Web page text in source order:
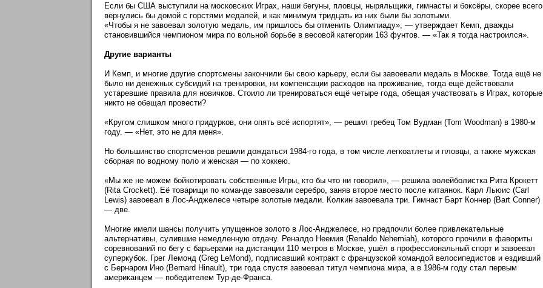
Если бы США выступили на московских Играх, наши бегуны, пловцы, ныряльщики, гимнасты и боксёры, скорее
вернулись бы домой с горстями медалей, и как минимум тридцать из них были бы золотыми.
«Чтобы я не завоевал золотую медаль, им пришлось бы отменить Олимпиаду», — утверждает Кемп, дважды
становившийся чемпионом мира по вольной борьбе в весовой категории 163 фунтов. — «Так я тогда настроился».
Другие варианты
И Кемп, и многие другие спортсмены закончили бы свою карьеру, если бы завоевали медаль в Москве. Тогда ещё не
было ни денежных субсидий на тренировки, ни компенсации расходов на проживание, тогда ещё действовали
устаревшие правила для новичков. Стоило ли тренироваться ещё четыре года, обещая участвовать в Играх, которые
никто не обещал провести?
«Кругом слишком много придурков, они опять всё испортят», — решил гребец Том Вудман (Tom Woodman) в 1980-м
году. — «Нет, это не для меня».
Но большинство спортсменов решили дождаться 1984-го года, в том числе легкоатлеты и пловцы, а также мужская
сборная по водному поло и женская — по хоккею.
«Мы же не можем бойкотировать собственные Игры, кто бы что ни говорил», — решила волейболистка Рита Крокетт
(Rita Crockett). Её товарищи по команде завоевали серебро, заняв второе место после китаянок. Карл Льюис (Carl
Lewis) завоевал в Лос-Анджелесе четыре золотые медали. Колкин завоевала три. Гимнаст Барт Коннер (Bart Conner)
— две.
Многие имели шансы получить упущенное золото в Лос-Анджелесе, но предпочли более привлекательные
альтернативы, сулившие немедленную отдачу. Реналдо Неемия (Renaldo Nehemiah), которого прочили в фавориты
соревнований по бегу с барьерами на дистанции 110 метров в Москве, ушёл в профессиональный спорт и завоевал
суперкубок. Грег Лемонд (Greg LeMond), подписавший контракт с французской командой велосипедистов и ездивший
с Бернаром Ино (Bernard Hinault), три года спустя завоевал титул чемпиона мира, а в 1986-м году стал первым
американцем — победителем Тур-де-Франса.